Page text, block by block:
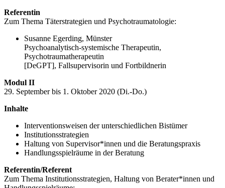
Referentin
Zum Thema Täterstrategien und Psychotraumatologie:
Susanne Egerding, Münster
Psychoanalytisch-systemische Therapeutin,
Psychotraumatherapeutin
[DeGPT], Fallsupervisorin und Fortbildnerin
Modul II
29. September bis 1. Oktober 2020 (Di.-Do.)
Inhalte
Interventionsweisen der unterschiedlichen Bistümer
Institutionsstrategien
Haltung von Supervisor*innen und die Beratungspraxis
Handlungsspielräume in der Beratung
Referentin/Referent
Zum Thema Institutionsstrategien, Haltung von Berater*innen und